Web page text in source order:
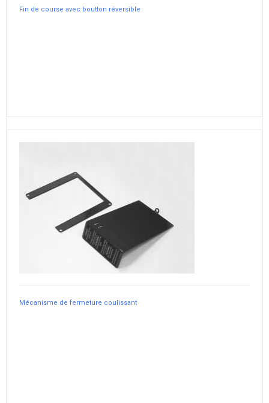
Fin de course avec boutton réversible
Mécanisme de fermeture coulissant